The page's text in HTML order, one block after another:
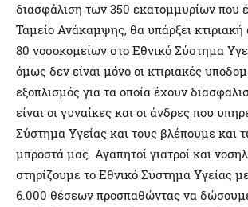
διασφάλιση των 350 εκατομμυρίων που
Ταμείο Ανάκαμψης, θα υπάρξει
80 νοσοκομείων στο Εθνικό Σύστημα
όμως δεν είναι μόνο οι κτιριακές
εξοπλισμός για τα οποία έχουν
είναι οι γυναίκες και οι άνδρες που
Σύστημα Υγείας και τους βλέπουμε και
μπροστά μας. Αγαπητοί γιατροί και
στηρίζουμε το Εθνικό Σύστημα Υγείας
6.000 θέσεων προσπαθώντας να